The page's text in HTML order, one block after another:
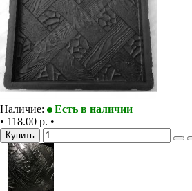
Наличие:
Есть в наличии
• 118.00 р. •
Купить